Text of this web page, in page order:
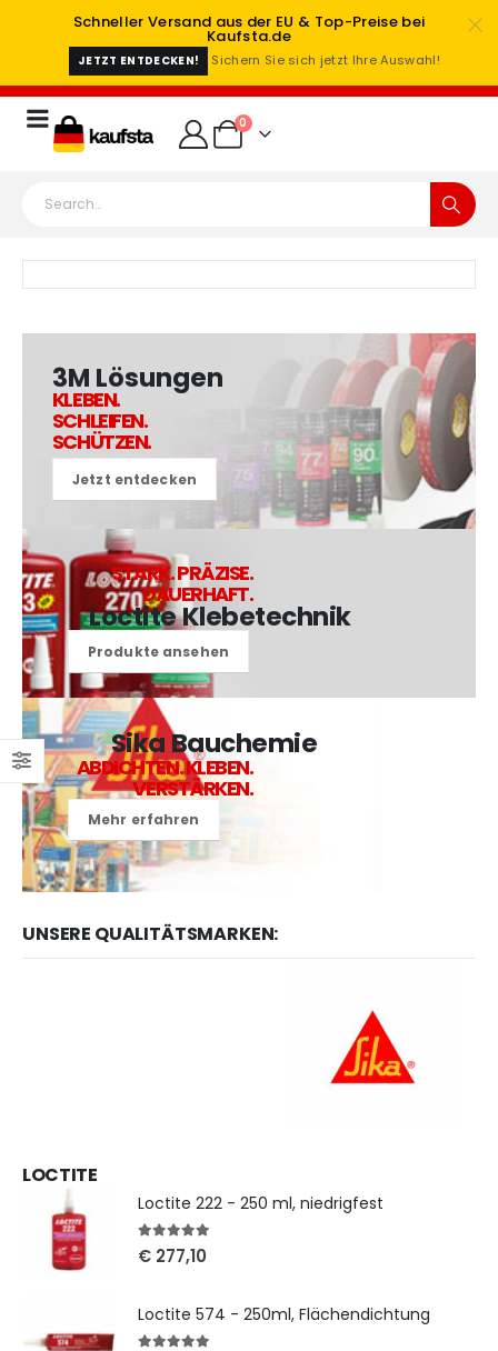
Schneller Versand aus der EU & Top-Preise bei
Kaufsta.de
JETZT ENTDECKEN! Sichern Sie sich jetzt Ihre Auswahl!
0
3M Lösungen
KLEBEN.
SCHLEIFEN.
SCHÜTZEN.
Jetzt entdecken
STARK. PRÄZISE.
DAUERHAFT.
Loctite Klebetechnik
Produkte ansehen
Sika Bauchemie
ABDICHTEN. KLEBEN.
VERSTÄRKEN.
Mehr erfahren
UNSERE QUALITÄTSMARKEN:
LOCTITE
Loctite 222 - 250 ml, niedrigfest
5out of 5
€ 277,10
Loctite 574 - 250ml, Flächendichtung